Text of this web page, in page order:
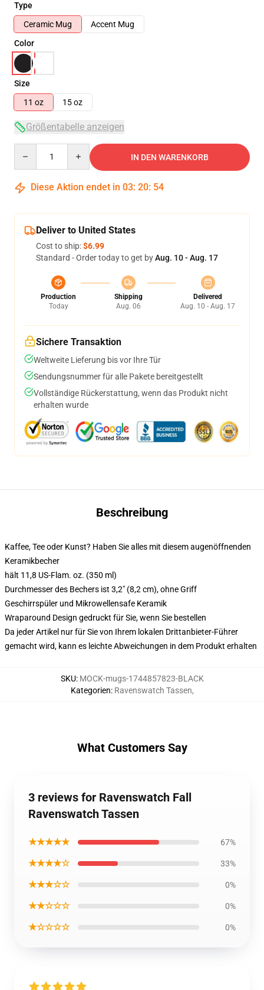
Type
Ceramic Mug
Accent Mug
Color
Size
11 oz
15 oz
Größentabelle anzeigen
IN DEN WARENKORB
Diese Aktion endet in 03: 20: 54
Deliver to United States
Cost to ship:$6.99
Standard - Order today to get byAug. 10 - Aug. 17
Production
Today
Shipping
Aug. 06
Delivered
Aug. 10 - Aug. 17
Sichere Transaktion
Weltweite Lieferung bis vor Ihre Tür
Sendungsnummer für alle Pakete bereitgestellt
Vollständige Rückerstattung, wenn das Produkt nicht
erhalten wurde
Beschreibung
Kaffee, Tee oder Kunst? Haben Sie alles mit diesem augenöffnenden
Keramikbecher
hält 11,8 US-Flam. oz. (350 ml)
Durchmesser des Bechers ist 3,2" (8,2 cm), ohne Griff
Geschirrspüler und Mikrowellensafe Keramik
Wraparound Design gedruckt für Sie, wenn Sie bestellen
Da jeder Artikel nur für Sie von Ihrem lokalen Drittanbieter-Führer
gemacht wird, kann es leichte Abweichungen in dem Produkt erhalten
SKU: MOCK-mugs-1744857823-BLACK
Kategorien: Ravenswatch Tassen,
What Customers Say
3 reviews for Ravenswatch Fall
Ravenswatch Tassen
★★★★★ 67%
★★★★☆ 33%
★★★☆☆ 0%
★★☆☆☆ 0%
★☆☆☆☆ 0%